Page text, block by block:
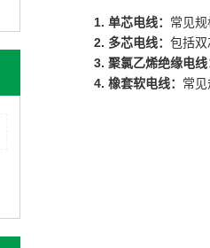
1. 单芯电线： 常见规
2. 多芯电线： 包括双
3. 聚氯乙烯绝缘电线
4. 橡套软电线： 常见